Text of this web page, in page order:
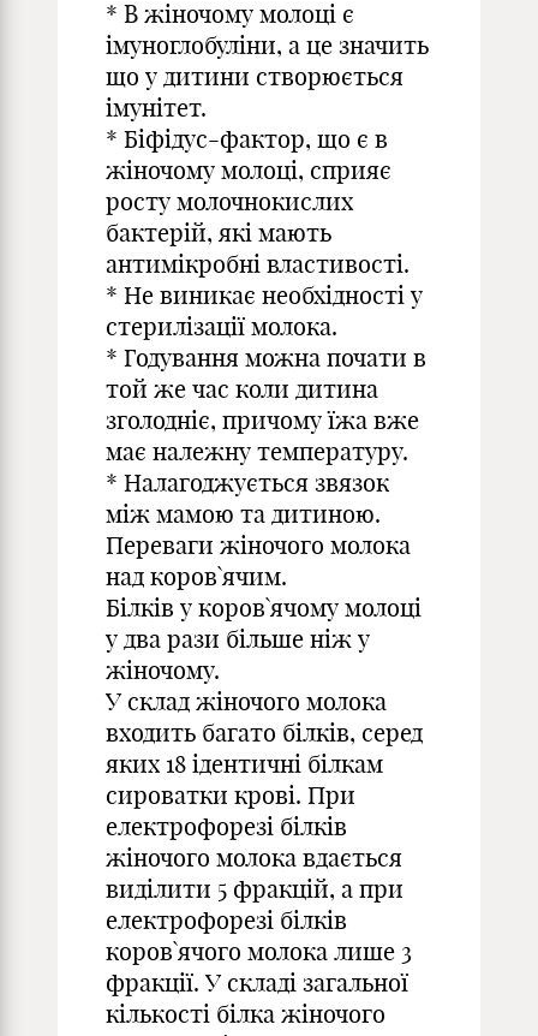
* В жіночому молоці є
імуноглобуліни, а це значить
що у дитини створюється
імунітет.
* Біфідус-фактор, що є в
жіночому молоці, сприяє
росту молочнокислих
бактерій, які мають
антимікробні властивості.
* Не виникає необхідності у
стерилізації молока.
* Годування можна почати в
той же час коли дитина
зголодніє, причому їжа вже
має належну температуру.
* Налагоджується звязок
між мамою та дитиною.
Переваги жіночого молока
над коров`ячим.
Білків у коров`ячому молоці
у два рази більше ніж у
жіночому.
У склад жіночого молока
входить багато білків, серед
яких 18 ідентичні білкам
сироватки крові. При
електрофорезі білків
жіночого молока вдається
виділити 5 фракцій, а при
електрофорезі білків
коров`ячого молока лише 3
фракції. У складі загальної
кількості білка жіночого